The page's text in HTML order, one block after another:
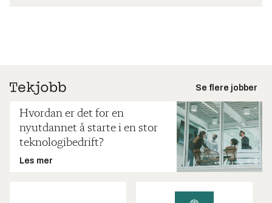
Se flere jobber
Hvordan er det for en
nyutdannet å starte i en stor
teknologibedrift?
Les mer